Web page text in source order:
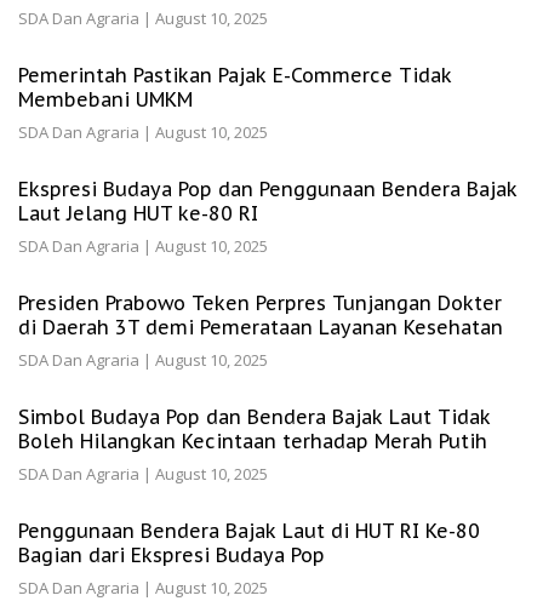
SDA Dan Agraria | August 10, 2025
Pemerintah Pastikan Pajak E-Commerce Tidak
Membebani UMKM
SDA Dan Agraria | August 10, 2025
Ekspresi Budaya Pop dan Penggunaan Bendera Bajak
Laut Jelang HUT ke-80 RI
SDA Dan Agraria | August 10, 2025
Presiden Prabowo Teken Perpres Tunjangan Dokter
di Daerah 3T demi Pemerataan Layanan Kesehatan
SDA Dan Agraria | August 10, 2025
Simbol Budaya Pop dan Bendera Bajak Laut Tidak
Boleh Hilangkan Kecintaan terhadap Merah Putih
SDA Dan Agraria | August 10, 2025
Penggunaan Bendera Bajak Laut di HUT RI Ke-80
Bagian dari Ekspresi Budaya Pop
SDA Dan Agraria | August 10, 2025